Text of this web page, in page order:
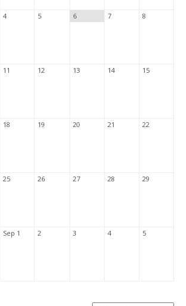
4 5 6 7 8
11 12 13 14 15
18 19 20 21 22
25 26 27 28 29
Sep 1 2 3 4 5